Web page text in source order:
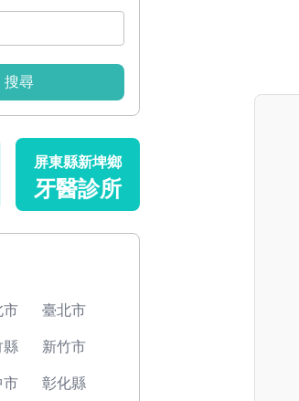
搜尋
屏東縣新埤鄉
牙醫診所
市 臺北市
縣 新竹市
市 彰化縣